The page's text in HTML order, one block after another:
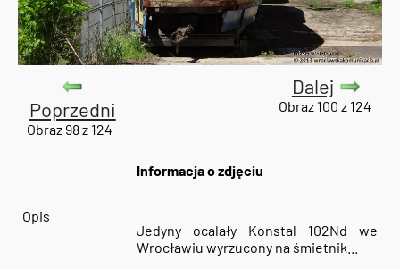
Poprzedni
Obraz 98 z 124
Dalej
Obraz 100 z 124
Informacja o zdjęciu
Opis
Jedyny ocalały Konstal 102Nd we
Wrocławiu wyrzucony na śmietnik...